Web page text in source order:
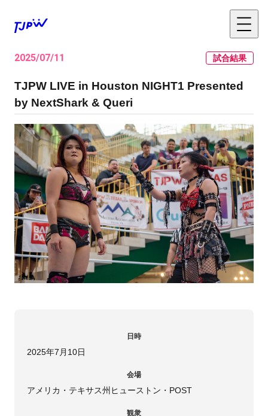
2025/07/11 試合結果
TJPW LIVE in Houston NIGHT1 Presented
by NextShark & Queri
日時
2025年7月10日
会場
アメリカ・テキサス州ヒューストン・POST
観衆